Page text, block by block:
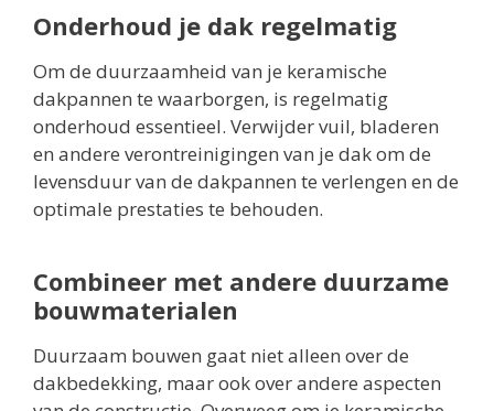
Onderhoud je dak regelmatig
Om de duurzaamheid van je keramische
dakpannen te waarborgen, is regelmatig
onderhoud essentieel. Verwijder vuil, bladeren
en andere verontreinigingen van je dak om de
levensduur van de dakpannen te verlengen en de
optimale prestaties te behouden.
Combineer met andere duurzame
bouwmaterialen
Duurzaam bouwen gaat niet alleen over de
dakbedekking, maar ook over andere aspecten